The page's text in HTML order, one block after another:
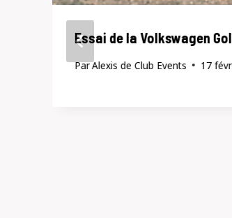
Essai de la Volkswagen
ParAlexis de Club Events 17